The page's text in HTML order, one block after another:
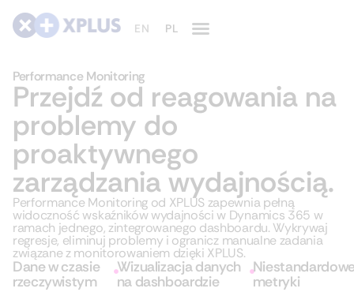
Performance Monitoring
Przejdź od reagowania na
problemy do
proaktywnego
zarządzania wydajnością.
Performance Monitoring od XPLUS zapewnia pełną
widoczność wskaźników wydajności w Dynamics 365 w
ramach jednego, zintegrowanego dashboardu. Wykrywaj
regresje, eliminuj problemy i ogranicz manualne zadania
związane z monitorowaniem dzięki XPLUS.
Dane w czasie
rzeczywistym
Wizualizacja danych
na dashboardzie metryki